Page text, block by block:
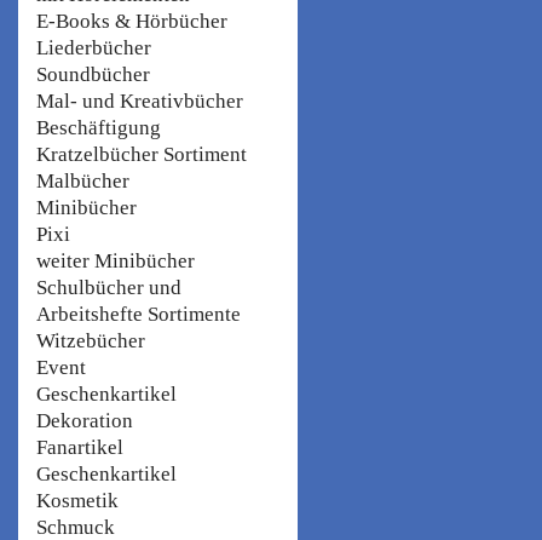
E-Books & Hörbücher
Liederbücher
Soundbücher
Mal- und Kreativbücher
Beschäftigung
Kratzelbücher Sortiment
Malbücher
Minibücher
Pixi
weiter Minibücher
Schulbücher und
Arbeitshefte Sortimente
Witzebücher
Event
Geschenkartikel
Dekoration
Fanartikel
Geschenkartikel
Kosmetik
Schmuck